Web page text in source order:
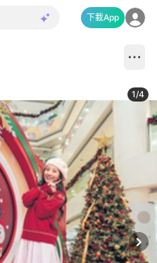
下載App
1/4